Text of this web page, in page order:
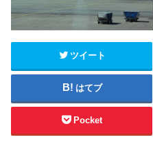
ツイート
はてブ
Pocket